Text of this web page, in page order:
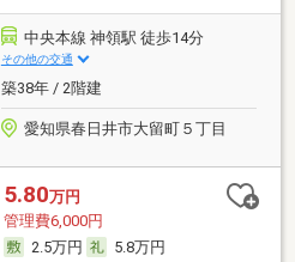
中央本線 神領駅 徒歩14分
その他の交通
築38年 / 2階建
愛知県春日井市大留町５丁目
5.80万円
管理費6,000円
2.5万円
5.8万円